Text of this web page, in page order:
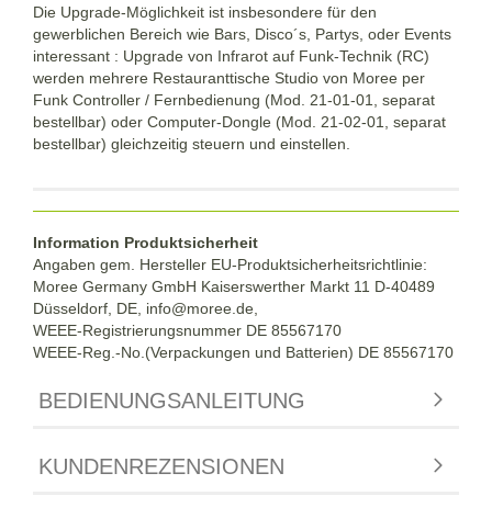
Die Upgrade-Möglichkeit ist insbesondere für den
gewerblichen Bereich wie Bars, Disco´s, Partys, oder Events
interessant : Upgrade von Infrarot auf Funk-Technik (RC)
werden mehrere Restauranttische Studio von Moree per
Funk Controller / Fernbedienung (Mod. 21-01-01, separat
bestellbar) oder Computer-Dongle (Mod. 21-02-01, separat
bestellbar) gleichzeitig steuern und einstellen.
Information Produktsicherheit
Angaben gem. Hersteller EU-Produktsicherheitsrichtlinie:
Moree Germany GmbH Kaiserswerther Markt 11 D-40489
Düsseldorf, DE, info@moree.de,
WEEE-Registrierungsnummer DE 85567170
WEEE-Reg.-No.(Verpackungen und Batterien) DE 85567170
BEDIENUNGSANLEITUNG
KUNDENREZENSIONEN